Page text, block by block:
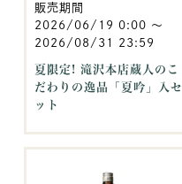
販売期間
2026/06/19 0:00 〜
2026/08/31 23:59
夏限定! 滝沢本店蔵人のこ
だわりの逸品「夏吟」入セ
ット